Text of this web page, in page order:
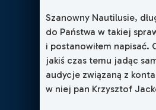
Szanowny Nautilusie,
do Państwa w takiej
i postanowiłem
jakiś czas temu jadąc
audycje związaną z
w niej pan Krzysztof